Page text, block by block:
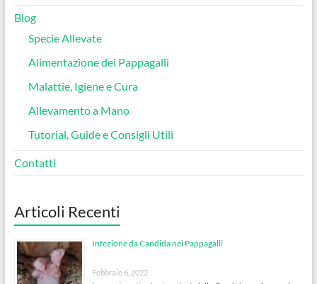
Blog
Specie Allevate
Alimentazione dei Pappagalli
Malattie, Igiene e Cura
Allevamento a Mano
Tutorial, Guide e Consigli Utili
Contatti
Articoli Recenti
Infezione da Candida nei Pappagalli
Febbraio 6, 2022